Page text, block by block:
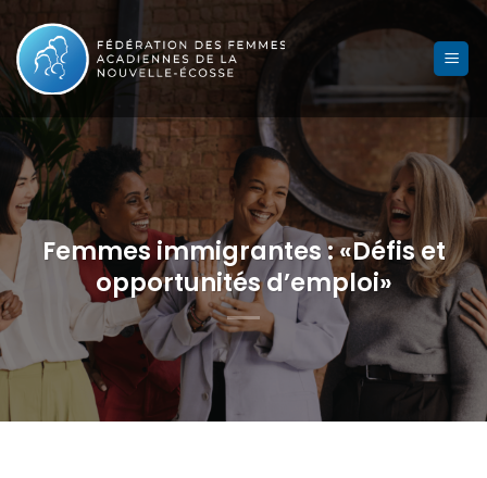
to
content
Femmes immigrantes : «Défis et
opportunités d’emploi»